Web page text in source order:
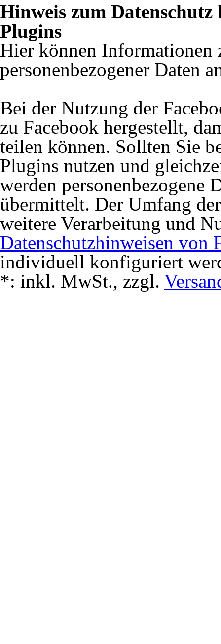
Hinweis zum
Plugins
Hier können
personenbezogener Daten
Bei der Nutzung der
zu Facebook hergestellt,
teilen können. Sollten Sie
Plugins nutzen und
werden personenbezogene
übermittelt. Der Umfang
weitere Verarbeitung und
Datenschutzhinweisen von
individuell konfiguriert
*: inkl. MwSt., zzgl.